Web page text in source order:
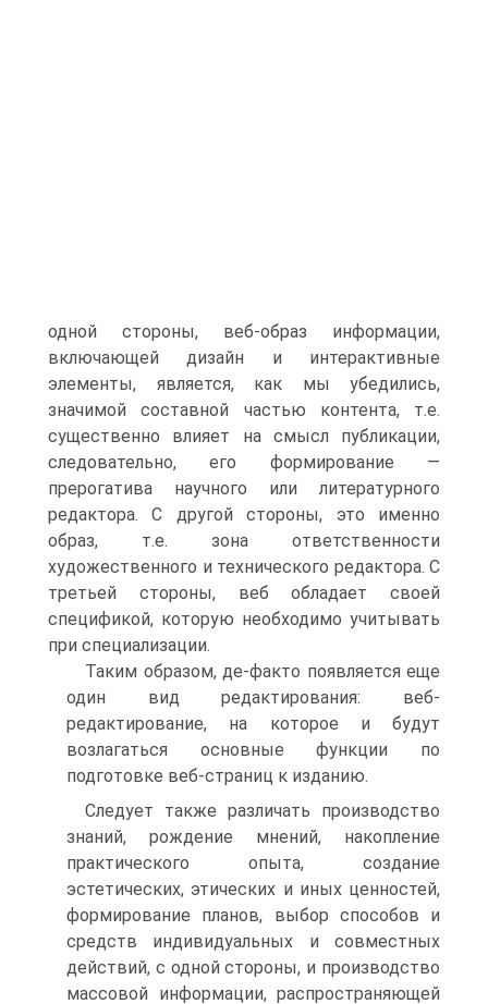
одной стороны, веб-образ информации,
включающей дизайн и интерактивные
элементы, является, как мы убедились,
значимой составной частью контента, т.е.
существенно влияет на смысл публикации,
следовательно, его формирование —
прерогатива научного или литературного
редактора. С другой стороны, это именно
образ, т.е. зона ответственности
художественного и технического редактора. С
третьей стороны, веб обладает своей
спецификой, которую необходимо учитывать
при специализации.
Таким образом, де-факто появляется еще
один вид редактирования: веб-
редактирование, на которое и будут
возлагаться основные функции по
подготовке веб-страниц к изданию.
Следует также различать производство
знаний, рождение мнений, накопление
практического опыта, создание
эстетических, эти­ческих и иных ценностей,
формирование планов, выбор способов и
средств индивидуальных и совместных
действий, с одной стороны, и производство
массовой информации, распространяющей